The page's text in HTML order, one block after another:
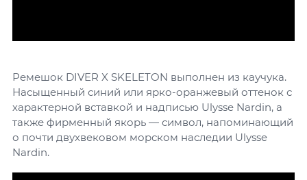
Ремешок DIVER X SKELETON выполнен из каучука.
Насыщенный синий или ярко-оранжевый оттенок с
характерной вставкой и надписью Ulysse Nardin, а
также фирменный якорь — символ, напоминающий
о почти двухвековом морском наследии Ulysse
Nardin.